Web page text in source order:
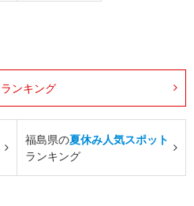
ランキング
福島県の夏休み人気スポット
ランキング